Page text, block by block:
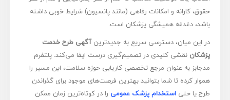
حقوق، کارانه و امکانات رفاهی (مانند پانسیون) شرایط خوبی داشته
باشد، دغدغه همیشگی پزشکان است.
در این میان، دسترسی سریع به جدیدترینآگهی طرح خدمت
پزشکان نقشی کلیدی در تصمیم‌گیری درست ایفا می‌کند. پلتفرم
مدجابز به عنوان مرجع تخصصی کاریابی حوزه سلامت، این مسیر را
هموار کرده تا شما بتوانید بهترین فرصت‌های موجود برای گذراندن
طرح یا حتیاستخدام پزشک عمومی را در کوتاه‌ترین زمان ممکن